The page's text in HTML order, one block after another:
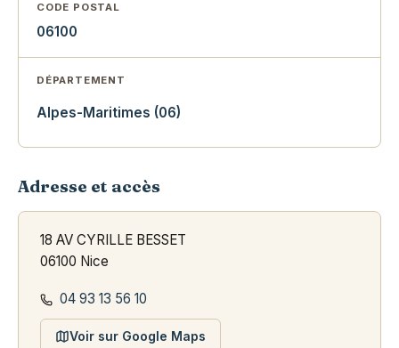
CODE POSTAL
06100
DÉPARTEMENT
Alpes-Maritimes (06)
Adresse et accès
18 AV CYRILLE BESSET
06100 Nice
04 93 13 56 10
Voir sur Google Maps